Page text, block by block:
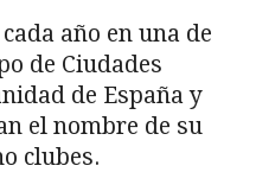
año en una de
de Ciudades
de España y
el nombre de su
clubes.